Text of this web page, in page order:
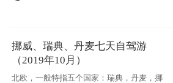
挪威、瑞典、丹麦七天自驾游
（2019年10月）
北欧，一般特指五个国家：瑞典，丹麦，挪